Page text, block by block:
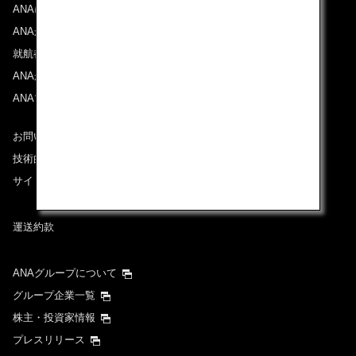
ANAについて
ANAからのお知らせ
就航都市
ANAがお約束する体験
ANAマイレージクラブ
お問い合わせ
技術的なお問い合わせ（推奨環境）
サイトマップ
運送約款
ANAグループについて
グループ企業一覧
株主・投資家情報
プレスリリース